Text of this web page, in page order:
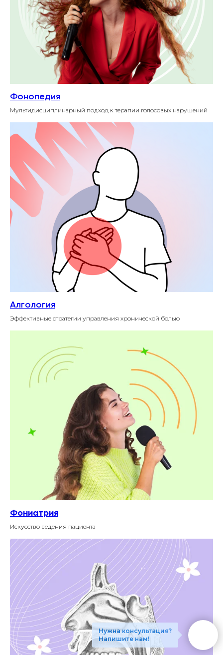
Фонопедия
Мультидисциплинарный подход к терапии голосовых нарушений
Алгология
Эффективные стратегии управления хронической болью
Фониатрия
Искусство ведения пациента
Нужна консультация?
Напишите нам!